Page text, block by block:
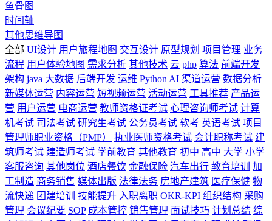
鱼骨图
时间轴
其他思维导图
全部 UI设计 用户旅程地图 交互设计 原型规划 项目管理 业务
流程 用户体验地图 需求分析 其他技术 云 php 算法 前端开发
架构 java 大数据 后端开发 运维 Python AI 渠道运营 数据分析
新媒体运营 内容运营 短视频运营 活动运营 工具推荐 产品运
营 用户运营 电商运营 教师资格证考试 心理咨询师考试 计算
机考试 司法考试 研究生考试 公务员考试 软考 英语考试 项目
管理师职业资格（PMP）
执业医师资格考试 会计职称考试 建
筑师考试 建造师考试 学前教育 其他教育 初中 高中 大学 小学
客服咨询 其他岗位 酒店餐饮 金融保险 汽车出行 教育培训
加
工制造 商务销售 媒体出版 法律法务 房地产建筑 医疗保健 物
流快递 团建培训 技能提升 入职离职 OKR-KPI 组织结构 采购
管理 会议纪要 SOP 成本管控 销售管理 面试技巧 计划总结 综